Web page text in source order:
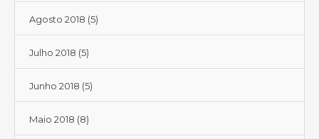
Agosto 2018 (5)
Julho 2018 (5)
Junho 2018 (5)
Maio 2018 (8)